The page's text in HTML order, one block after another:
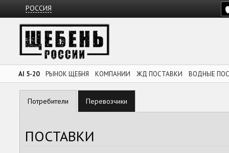
РОССИЯ
AI 5-20 РЫНОК ЩЕБНЯ КОМПАНИИ ЖД ПОСТАВКИ ВОДНЫЕ
Потребители Перевозчики
ПОСТАВКИ